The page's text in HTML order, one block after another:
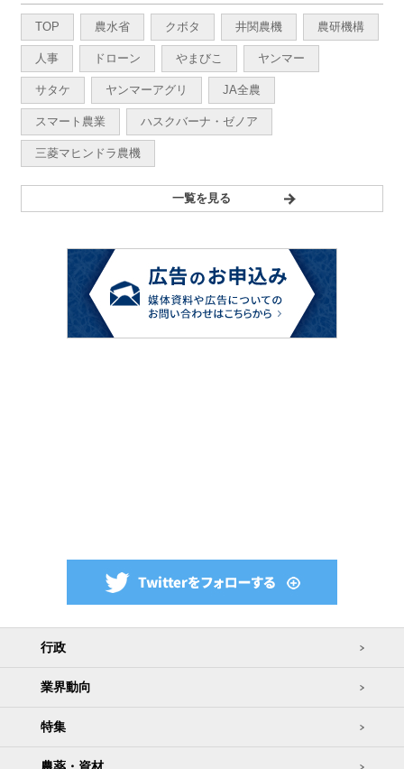
TOP 農水省 クボタ 井関農機 農研機構
人事 ドローン やまびこ ヤンマー
サタケ ヤンマーアグリ JA全農
スマート農業 ハスクバーナ・ゼノア
三菱マヒンドラ農機
一覧を見る
行政
業界動向
特集